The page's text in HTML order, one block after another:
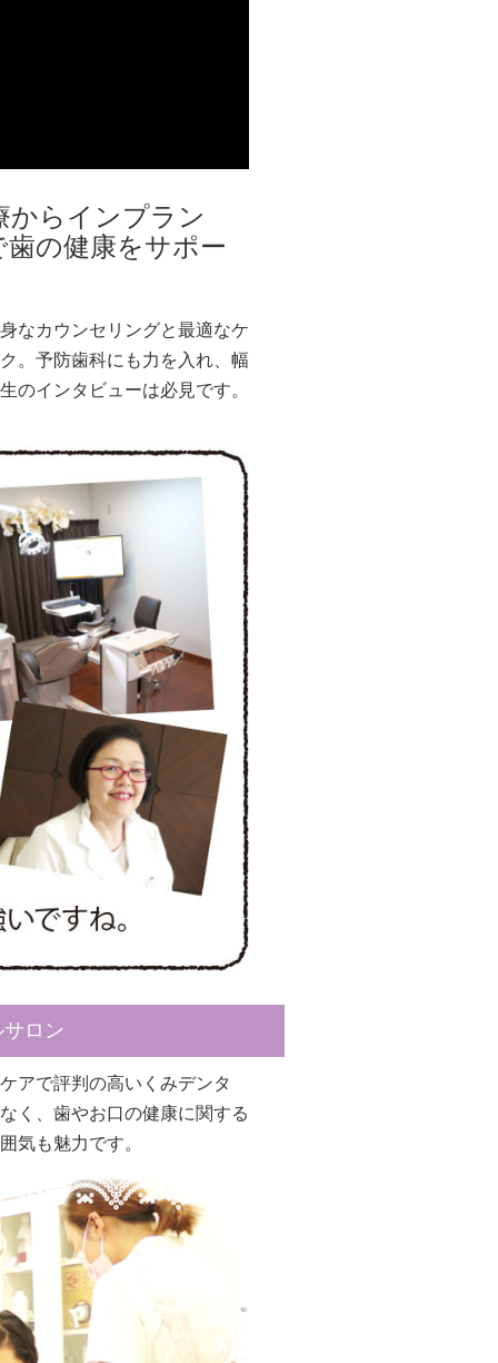
からインプラン
の健康をサポー
なカウンセリングと最適なケ
。予防歯科にも力を入れ、幅
のインタビューは必見です。
ロン
アで評判の高いくみデンタ
く、歯やお口の健康に関する
気も魅力です。